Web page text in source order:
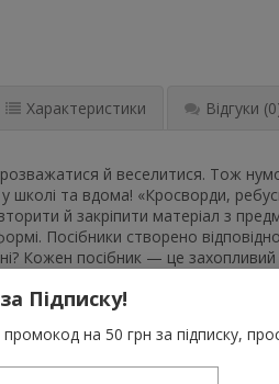
Характеристики Відгуки
й веселитися. Тож
школі та вдома! «Кросворди,
й закріпити матеріал з
Посібники створено
Кожен посібник — це захопливий
барвистих ілюстрацій... І
З допомогою цих посібників
словниковий запас,
Підписку!
на 50 грн за підписку,